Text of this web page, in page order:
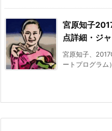
宮原知子
点詳細・ジ
宮原知子、
ートプログラム